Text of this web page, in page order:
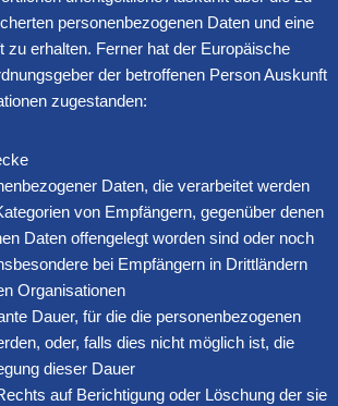
personenbezogenen Daten und eine
zu erhalten. Ferner hat der Europäische
der betroffenen Person Auskunft
zugestanden:
Daten, die verarbeitet werden
von Empfängern, gegenüber denen
Daten offengelegt worden sind oder noch
bei Empfängern in Drittländern
Organisationen
Dauer, für die die personenbezogenen
oder, falls dies nicht möglich ist, die
dieser Dauer
auf Berichtigung oder Löschung der sie